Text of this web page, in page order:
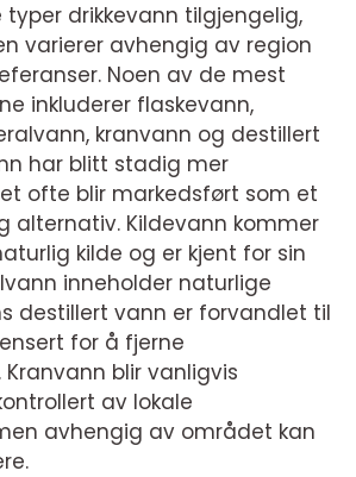
typer drikkevann tilgjengelig,
varierer avhengig av region
Noen av de mest
inkluderer flaskevann,
kranvann og destillert
har blitt stadig mer
ofte blir markedsført som et
alternativ. Kildevann kommer
kilde og er kjent for sin
inneholder naturlige
destillert vann er forvandlet til
for å fjerne
blir vanligvis
av lokale
avhengig av området kan